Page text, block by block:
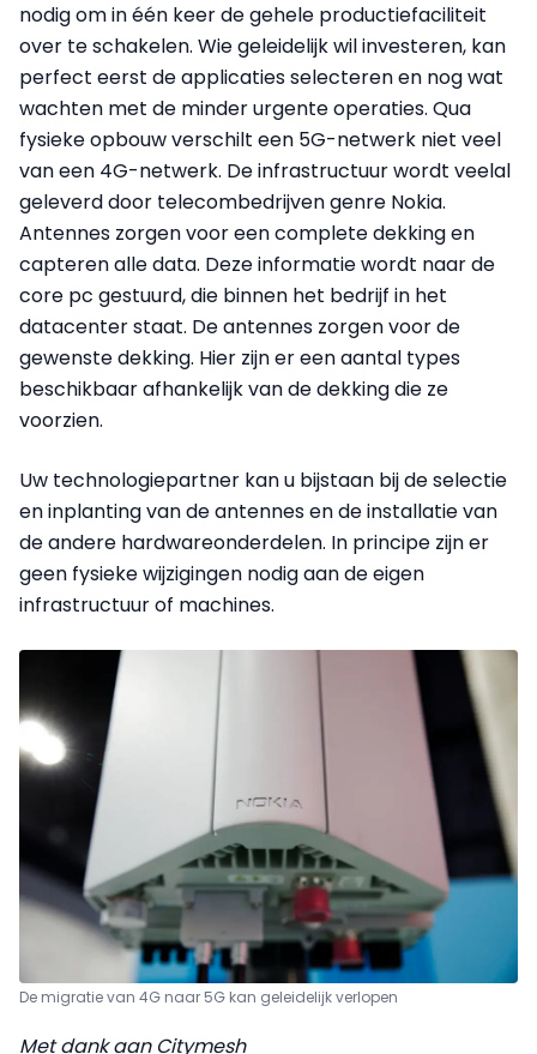
nodig om in één keer de gehele productiefaciliteit
over te schakelen. Wie geleidelijk wil investeren, kan
perfect eerst de applicaties selecteren en nog wat
wachten met de minder urgente operaties. Qua
fysieke opbouw verschilt een 5G-netwerk niet veel
van een 4G-netwerk. De infrastructuur wordt veelal
geleverd door telecombedrijven genre Nokia.
Antennes zorgen voor een complete dekking en
capteren alle data. Deze informatie wordt naar de
core pc gestuurd, die binnen het bedrijf in het
datacenter staat. De antennes zorgen voor de
gewenste dekking. Hier zijn er een aantal types
beschikbaar afhankelijk van de dekking die ze
voorzien.
Uw technologiepartner kan u bijstaan bij de selectie
en inplanting van de antennes en de installatie van
de andere hardwareonderdelen. In principe zijn er
geen fysieke wijzigingen nodig aan de eigen
infrastructuur of machines.
De migratie van 4G naar 5G kan geleidelijk verlopen
Met dank aan Citymesh